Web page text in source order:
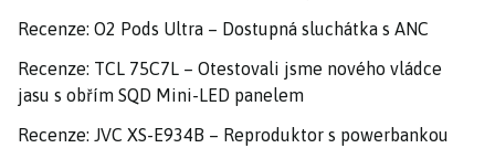
Recenze: O2 Pods Ultra – Dostupná sluchátka s ANC
Recenze: TCL 75C7L – Otestovali jsme nového vládce
jasu s obřím SQD Mini-LED panelem
Recenze: JVC XS-E934B – Reproduktor s powerbankou